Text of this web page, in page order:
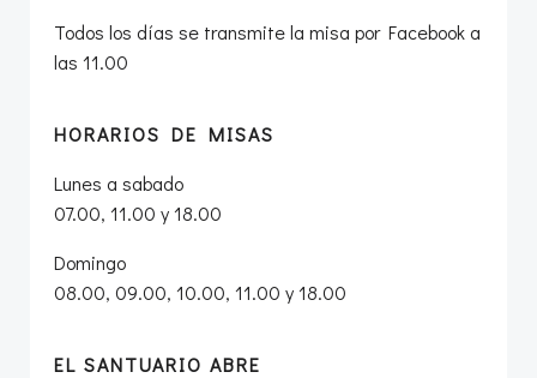
Todos los días se transmite la misa por Facebook a
las 11.00
HORARIOS DE MISAS
Lunes a sabado
07.00, 11.00 y 18.00
Domingo
08.00, 09.00, 10.00, 11.00 y 18.00
EL SANTUARIO ABRE